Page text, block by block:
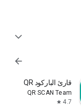
expand_more
arrow_forward
قارئ الباركود QR
QR SCAN Team
4.7
star